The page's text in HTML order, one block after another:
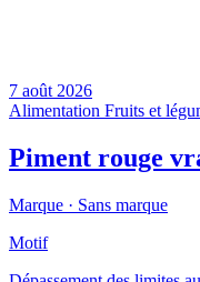
7 août 2026
Alimentation Fruits et
Piment rouge
Marque · Sans marque
Motif